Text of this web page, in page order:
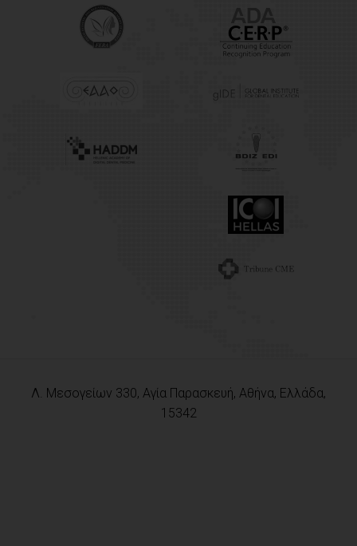
Λ. Μεσογείων 330, Αγία Παρασκευή, Αθήνα, Ελλάδα,
15342